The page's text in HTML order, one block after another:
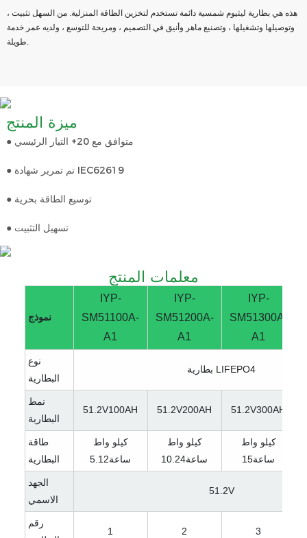
هذه هي بطارية ليثيوم شمسية دائمة تستخدم لتخزين الطاقة المنزلية. من السهل تثبيت ،
وتوصيلها وتشغيلها ، وتصنيع ماهر وأنيق في التصميم ، ومريحة للتوسع ، ولديه عمر خدمة
طويلة.
● متوافق مع 20+ التيار الرئيسي
● تم تمرير شهادة IEC62619
● توسيع الطاقة بحرية
● تسهيل التثبيت
معلمات المنتج
نموذج
IYP-
SM51100A-
A1
IYP-
SM51200A-
A1
IYP-
SM51300A-
A1
نوع
البطارية
بطارية LIFEPO4
نمط
البطارية
51.2V100AH 51.2V200AH 51.2V300AH
طاقة
البطارية
كيلو واط
ساعة5.12
كيلو واط
ساعة10.24
كيلو واط
ساعة15
الجهد
الاسمي
51.2V
رقم
1 2 3